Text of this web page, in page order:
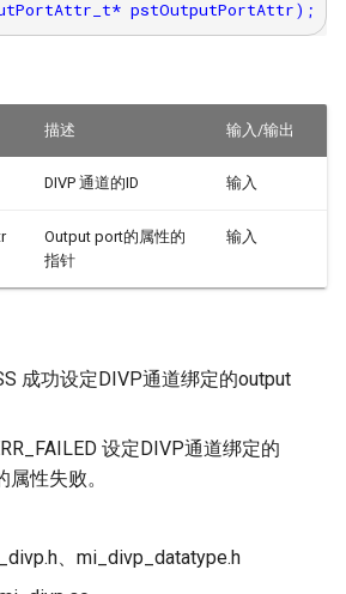
描述 输入/输出
DIVP 通道的ID 输入
Output port的属性的
指针
输入
成功设定DIVP通道绑定的output
设定DIVP通道绑定的
性失败。
、mi_divp_datatype.h